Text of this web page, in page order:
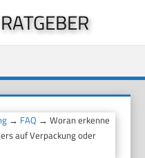
→ FAQ → Woran erkenne
auf Verpackung oder